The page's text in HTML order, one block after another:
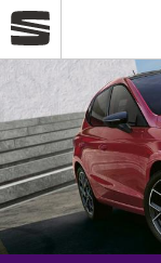
Azienda
Modelli
Offerte